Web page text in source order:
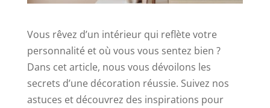
Vous rêvez d’un intérieur qui reflète votre
personnalité et où vous vous sentez bien ?
Dans cet article, nous vous dévoilons les
secrets d’une décoration réussie. Suivez nos
astuces et découvrez des inspirations pour